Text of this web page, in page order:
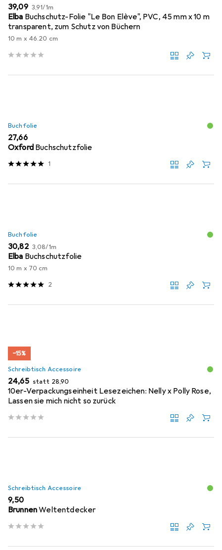
EUR
39,09 EUR
3,91/1m
Elba Buchschutz-Folie "Le Bon Elève", PVC, 45 mm x 10 m
transparent, zum Schutz von Büchern
10 m x 46.20 cm
Buchfolie
EUR
27,66
Oxford Buchschutzfolie
1
Buchfolie
EUR
30,82 EUR
3,08/1m
Elba Buchschutzfolie
10 m x 70 cm
2
−15%
Schreibtisch Accessoire
EUR
24,65 statt EUR
28,90
10er-Verpackungseinheit Lesezeichen: Nelly x Polly Rose,
Lassen sie mich nicht so zurück
Schreibtisch Accessoire
EUR
9,50
BrunnenWeltentdecker